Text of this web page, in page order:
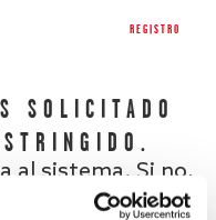
REGISTRO
SOLICITADO
al sistema. Si no,